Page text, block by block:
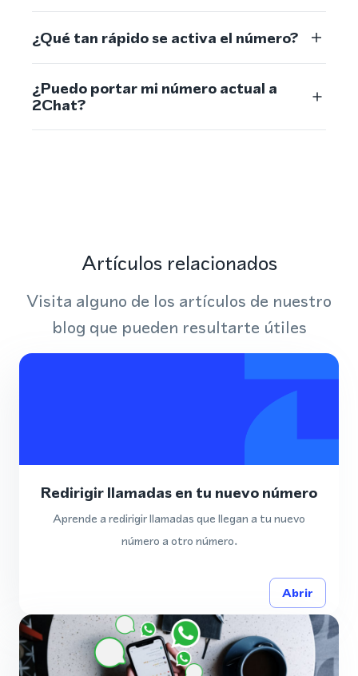
¿Qué tan rápido se activa el número?
¿Puedo portar mi número actual a
2Chat?
Artículos relacionados
Visita alguno de los artículos de nuestro
blog que pueden resultarte útiles
Redirigir llamadas en tu nuevo número
Aprende a redirigir llamadas que llegan a tu nuevo
número a otro número.
Abrir